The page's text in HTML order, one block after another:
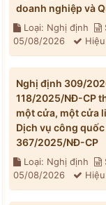
doanh nghiệp và
Loại: Nghị định
05/08/2026
Nghị định 309/
118/2025/NĐ-CP
một cửa, một cửa
Dịch vụ công
367/2025/NĐ-CP
Loại: Nghị định
05/08/2026